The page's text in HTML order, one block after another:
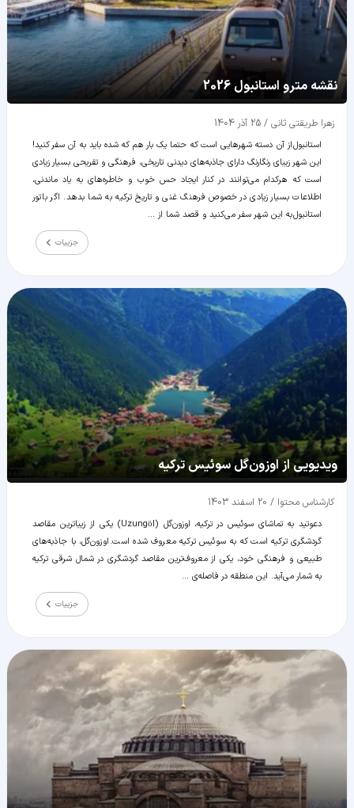
نقشه مترو استانبول 2026
زهرا طریقتی ثانی / 25 آذر 1404
استانبول از آن دسته شهرهایی است که حتما یک بار هم که شده باید به آن سفر کنید!
این شهر زیبای رنگارنگ دارای جاذبه‌های دیدنی تاریخی، فرهنگی و تفریحی بسیار زیادی
است که هرکدام می‌توانند در کنار ایجاد حس خوب و خاطره‌های به یاد ماندنی،
اطلاعات بسیار زیادی در خصوص فرهنگ غنی و تاریخ ترکیه به شما بدهد. اگر با تور
استانبول به این شهر سفر می‌کنید و قصد شما از ...
جزییات
ویدیویی از اوزون‌گل سوئیس ترکیه
کارشناس محتوا / 20 اسفند 1403
دعوتید به تماشای سوئیس در ترکیه، اوزون‌گل (Uzungöl) یکی از زیباترین مقاصد
گردشگری ترکیه است که به سوئیس ترکیه معروف شده است. اوزون‌گل، با جاذبه‌های
طبیعی و فرهنگی خود، یکی از معروف‌ترین مقاصد گردشگری در شمال شرقی ترکیه
به شمار می‌آید. این منطقه در فاصله‌ی ...
جزییات